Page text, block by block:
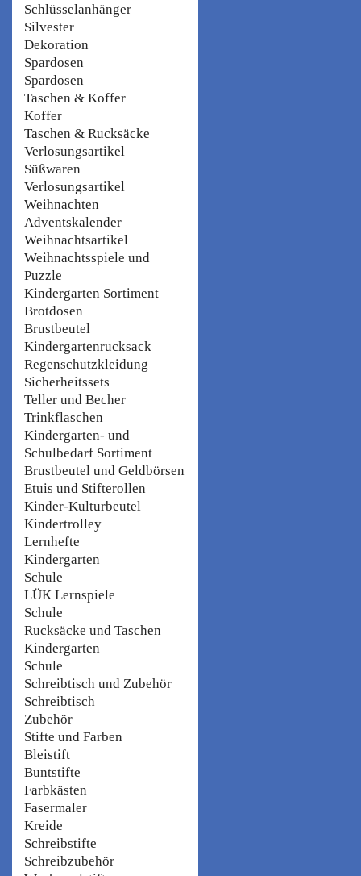
Schlüsselanhänger
Silvester
Dekoration
Spardosen
Spardosen
Taschen & Koffer
Koffer
Taschen & Rucksäcke
Verlosungsartikel
Süßwaren
Verlosungsartikel
Weihnachten
Adventskalender
Weihnachtsartikel
Weihnachtsspiele und
Puzzle
Kindergarten Sortiment
Brotdosen
Brustbeutel
Kindergartenrucksack
Regenschutzkleidung
Sicherheitssets
Teller und Becher
Trinkflaschen
Kindergarten- und
Schulbedarf Sortiment
Brustbeutel und Geldbörsen
Etuis und Stifterollen
Kinder-Kulturbeutel
Kindertrolley
Lernhefte
Kindergarten
Schule
LÜK Lernspiele
Schule
Rucksäcke und Taschen
Kindergarten
Schule
Schreibtisch und Zubehör
Schreibtisch
Zubehör
Stifte und Farben
Bleistift
Buntstifte
Farbkästen
Fasermaler
Kreide
Schreibstifte
Schreibzubehör